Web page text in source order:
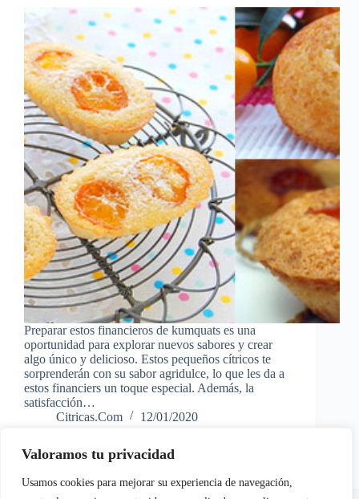
Valoramos tu privacidad
Usamos cookies para mejorar su experiencia de navegación,
Preparar estos financieros de kumquats es una
oportunidad para explorar nuevos sabores y crear
algo único y delicioso. Estos pequeños cítricos te
sorprenderán con su sabor agridulce, lo que les da a
estos financiers un toque especial. Además, la
satisfacción…
Citricas.Com
12/01/2020
En calidad de Afiliados de Amazon, obtenemos ingresos por